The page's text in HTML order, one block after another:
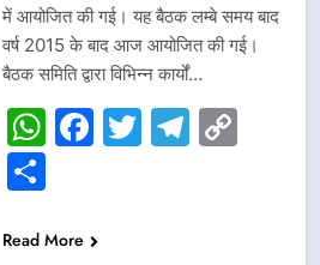
में आयोजित की गई। यह बैठक लम्बे समय बाद
वर्ष 2015 के बाद आज आयोजित की गई।
बैठक समिति द्वारा विभिन्न कार्यों…
WhatsApp
Facebook
Twitter
Share
Read More